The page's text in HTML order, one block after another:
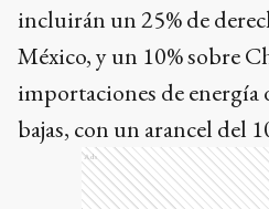
incluirán un 25% de
México, y un 10% sobre
importaciones de energía
bajas, con un arancel del
Ads